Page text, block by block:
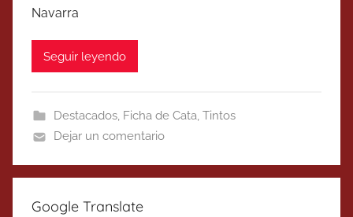
Navarra
Seguir leyendo
Destacados, Ficha de Cata, Tintos
Dejar un comentario
Google Translate